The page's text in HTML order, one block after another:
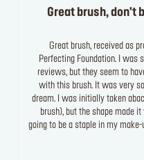
Great brush, don't
Great brush, received as
Perfecting Foundation. I was
reviews, but they seem to
with this brush. It was very
dream. I was initially taken
brush), but the shape made
going to be a staple in my